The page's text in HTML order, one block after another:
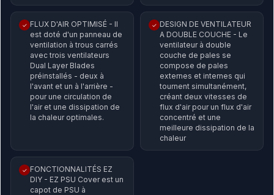
✓ FLUX D'AIR OPTIMISÉ - Il
est doté d'un panneau de
ventilation à trous carrés
avec trois ventilateurs
Dual Layer Blades
préinstallés - deux à
l'avant et un à l'arrière -
pour une circulation de
l'air et une dissipation de
la chaleur optimales.
✓ DESIGN DE VENTILATEUR
A DOUBLE COUCHE - Le
ventilateur à double
couche de pales se
compose de pales
externes et internes qui
tournent simultanément,
créant deux vitesses de
flux d'air pour un flux d'air
concentré et une
meilleure dissipation de la
chaleur
✓ FONCTIONNALITÉS EZ
DIY - EZ PSU Cover est un
capot de PSU à